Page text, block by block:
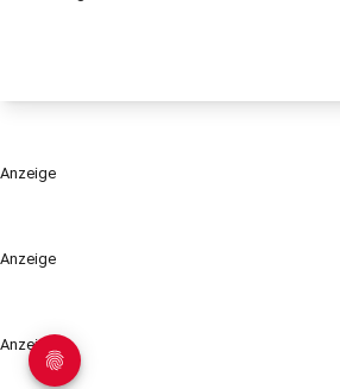
Anzeige
Anzeige
Anzeige